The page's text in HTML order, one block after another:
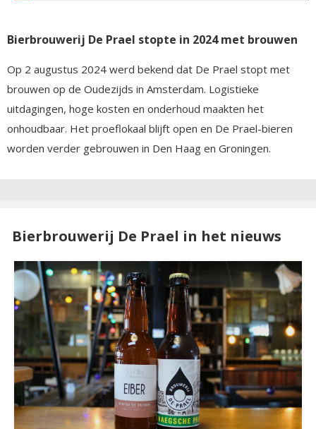
Bierbrouwerij De Prael stopte in 2024 met brouwen
Op 2 augustus 2024 werd bekend dat De Prael stopt met
brouwen op de Oudezijds in Amsterdam. Logistieke
uitdagingen, hoge kosten en onderhoud maakten het
onhoudbaar. Het proeflokaal blijft open en De Prael-bieren
worden verder gebrouwen in Den Haag en Groningen.
Bierbrouwerij De Prael in het nieuws